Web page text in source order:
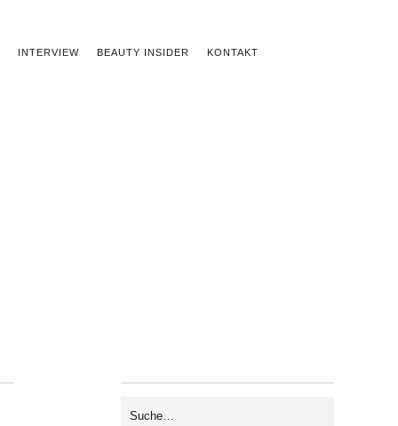
INTERVIEW BEAUTY INSIDER KONTAKT